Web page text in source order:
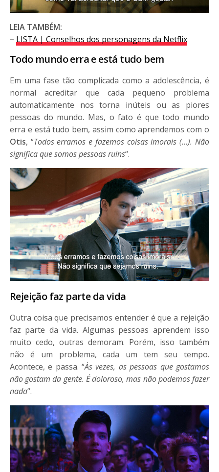
LEIA TAMBÉM:
–LISTA | Conselhos dos personagens da Netflix
Todo mundo erra e está tudo bem
Em uma fase tão complicada como a adolescência, é
normal acreditar que cada pequeno problema
automaticamente nos torna inúteis ou as piores
pessoas do mundo. Mas, o fato é que todo mundo
erra e está tudo bem, assim como aprendemos com o
Otis, “Todos erramos e fazemos coisas imorais (…). Não
significa que somos pessoas ruins“.
Rejeição faz parte da vida
Outra coisa que precisamos entender é que a rejeição
faz parte da vida. Algumas pessoas aprendem isso
muito cedo, outras demoram. Porém, isso também
não é um problema, cada um tem seu tempo.
Acontece, e passa. “Às vezes, as pessoas que gostamos
não gostam da gente. É doloroso, mas não podemos fazer
nada“.